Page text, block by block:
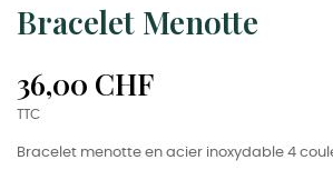
Bracelet Menotte
36,00 CHF
TTC
Bracelet menotte en acier inoxydable 4